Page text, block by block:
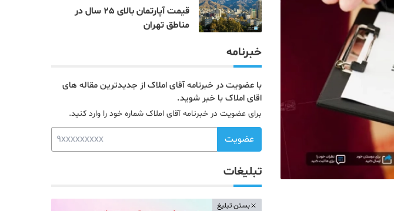
قیمت آپارتمان بالای 25 سال در
مناطق تهران
خبرنامه
با عضویت در خبرنامه آقای املاک از جدیدترین مقاله های
اقای املاک با خبر شوید.
برای عضویت در خبرنامه آقای املاک شماره خود را وارد کنید.
عضویت
تبلیغات
بستن تبلیغ